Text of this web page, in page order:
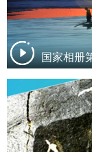
国家相册